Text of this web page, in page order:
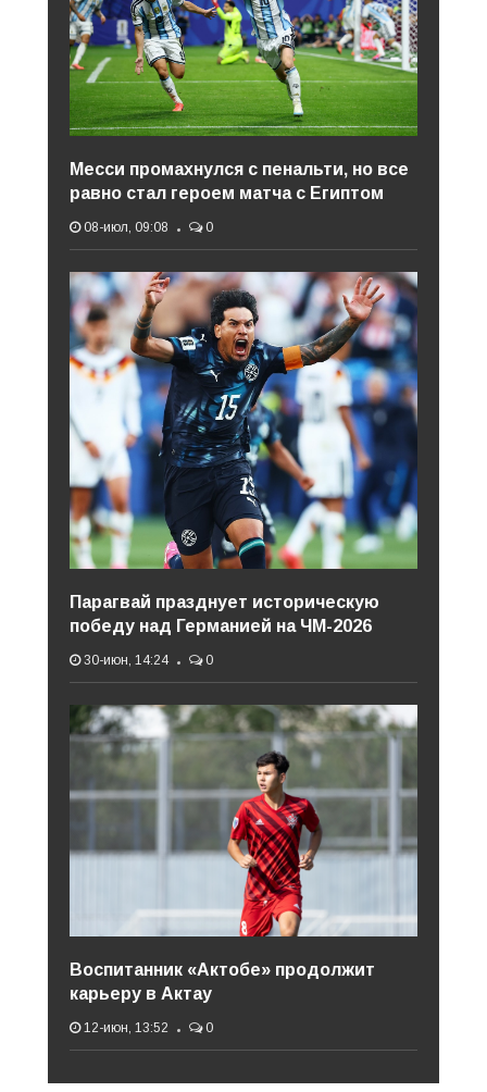
Месси промахнулся с пенальти, но все
равно стал героем матча с Египтом
08-июл, 09:08 0
Парагвай празднует историческую
победу над Германией на ЧМ-2026
30-июн, 14:24 0
Воспитанник «Актобе» продолжит
карьеру в Актау
12-июн, 13:52 0